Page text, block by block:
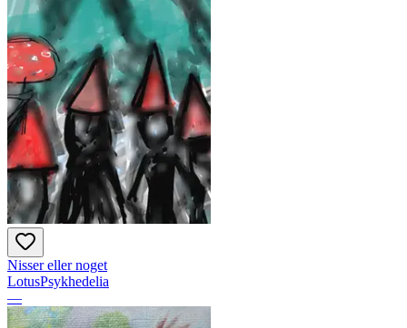
Nisser eller noget
LotusPsykhedelia
—